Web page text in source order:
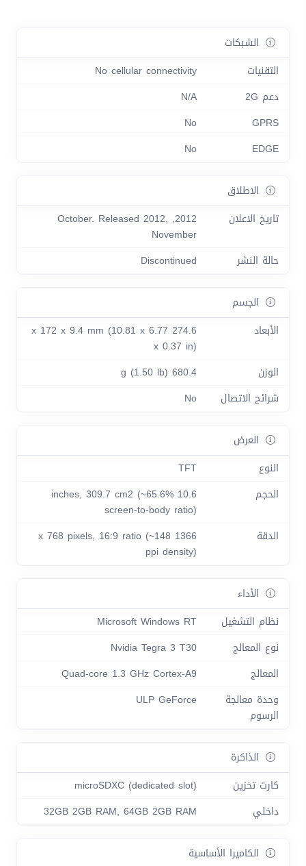
الشبكات
التقنيات
No cellular connectivity
دعم 2G
N/A
GPRS
No
EDGE
No
الاطلاق
تاريخ الاعلان
2012, October. Released 2012,
November
حالة النشر
Discontinued
الجسم
الأبعاد
274.6 x 172 x 9.4 mm (10.81 x 6.77
x 0.37 in)
الوزن
680.4 g (1.50 lb)
شرائح الاتصال
No
العرض
النوع
TFT
الحجم
10.6 inches, 309.7 cm2 (~65.6%
screen-to-body ratio)
الدقة
1366 x 768 pixels, 16:9 ratio (~148
ppi density)
الأداء
نظام التشغيل
Microsoft Windows RT
نوع المعالج
Nvidia Tegra 3 T30
المعالج
Quad-core 1.3 GHz Cortex-A9
وحدة معالجة
الرسوم
ULP GeForce
الذاكرة
كارت تخزين
microSDXC (dedicated slot)
داخلي
32GB 2GB RAM, 64GB 2GB RAM
الكاميرا الأساسية